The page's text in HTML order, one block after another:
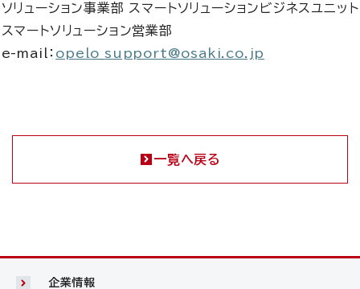
ソリューション事業部 スマートソリューションビジネスユニット
スマートソリューション営業部
e-mail： opelo_support@osaki.co.jp
一覧へ戻る
企業情報